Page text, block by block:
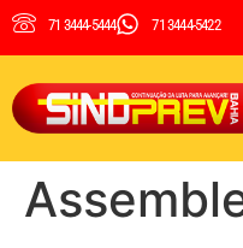
71 3444-5444 71 3444-5422